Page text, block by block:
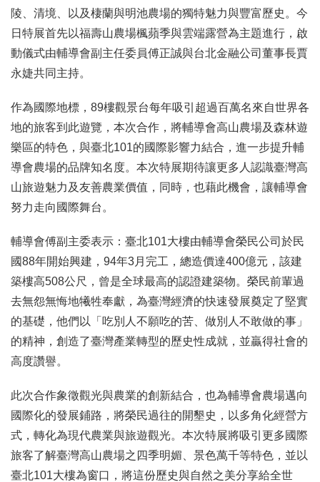
陵、清境、以及棲蘭與明池農場的獨特魅力與豐富歷史。今
日特展首先以福壽山農場楓蘋季與雲端露營為主題進行，啟
動儀式由輔導會副主任委員傅正誠與台北金融公司董事長賈
永婕共同主持。
作為國際地標，89樓觀景台每年吸引超過百萬名來自世界各
地的旅客到此遊覽，本次合作，將輔導會高山農場及森林遊
樂區的特色，與臺北101的國際影響力結合，進一步提升輔
導會農場的品牌知名度。本次特展期待讓更多人認識臺灣高
山旅遊魅力及友善農業價值，同時，也藉此機會，讓輔導會
努力走向國際舞台。
輔導會傅副主委表示：臺北101大樓由輔導會榮民公司於民
國88年開始興建，94年3月完工，總造價達400億元，該建
築樓高508公尺，曾是全球最高的認證建築物。榮民前輩過
去無怨無悔地犧牲奉獻，為臺灣經濟的快速發展奠定了堅實
的基礎，他們以「吃別人不願吃的苦、做別人不敢做的事」
的精神，創造了臺灣產業轉型的歷史性成就，並贏得社會的
高度讚譽。
此次合作象徵觀光與農業的創新結合，也為輔導會農場邁向
國際化的發展鋪路，將榮民過往的開墾史，以多角化經營方
式，轉化為現代農業與旅遊觀光。本次特展將吸引更多國際
旅客了解臺灣高山農場之四季明媚、景色萬千等特色，並以
臺北101大樓為窗口，將這份歷史與自然之美分享給全世